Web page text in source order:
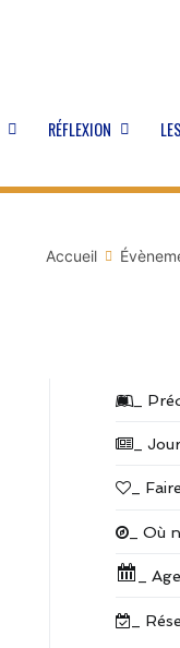
RÉFLEXION
Accueil
_
_
_
_ Où
_
_